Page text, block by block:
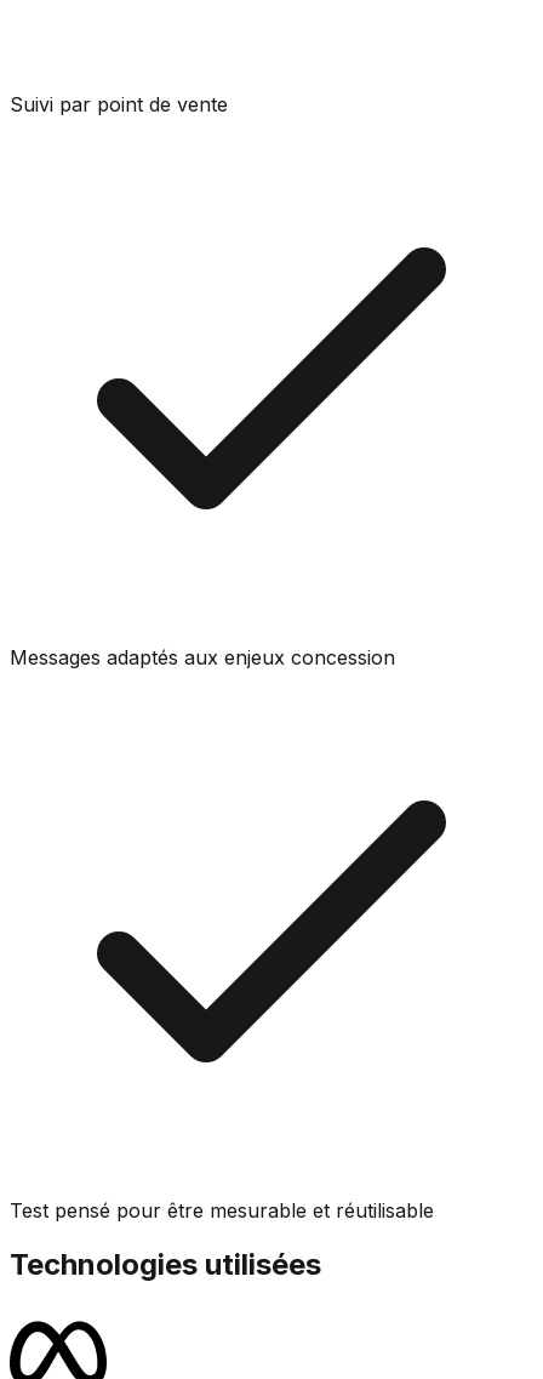
Suivi par point de vente
Messages adaptés aux enjeux concession
Test pensé pour être mesurable et réutilisable
Technologies utilisées